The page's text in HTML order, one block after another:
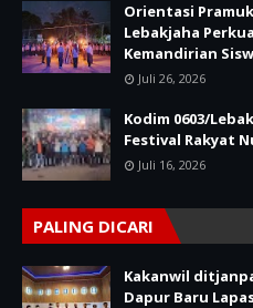
Orientasi
Lebakjaha
Kemandirian
Juli 26, 2026
Kodim 0603/
Festival Rakyat
Juli 16, 2026
PALING DICARI
Kakanwil
Dapur Baru